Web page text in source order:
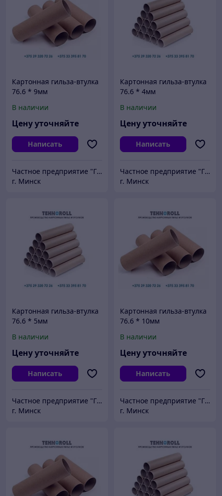
Картонная гильза-втулка
76.6 * 9мм
В наличии
Цену уточняйте
Написать
Частное предприятие "ГСМ-ПАК ЮНИОН"
г. Минск
Картонная гильза-втулка
76.6 * 4мм
В наличии
Цену уточняйте
Написать
Частное предприятие "ГСМ-ПАК ЮНИОН"
г. Минск
Картонная гильза-втулка
76.6 * 5мм
В наличии
Цену уточняйте
Написать
Частное предприятие "ГСМ-ПАК ЮНИОН"
г. Минск
Картонная гильза-втулка
76.6 * 10мм
В наличии
Цену уточняйте
Написать
Частное предприятие "ГСМ-ПАК ЮНИОН"
г. Минск